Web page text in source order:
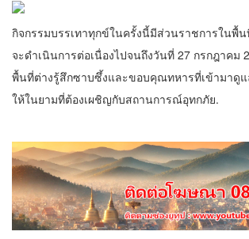
กิจกรรมบรรเทาทุกข์ในครั้งนี้มีส่วนราชการในพื้น
จะดำเนินการต่อเนื่องไปจนถึงวันที่ 27 กรกฎาคม
พื้นที่ต่างรู้สึกซาบซึ้งและขอบคุณทหารที่เข้ามาดูแ
ให้ในยามที่ต้องเผชิญกับสถานการณ์อุทกภัย.